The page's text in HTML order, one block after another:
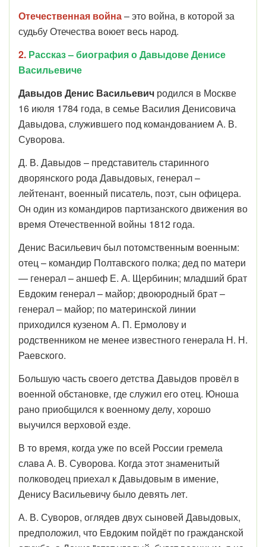
Отечественная война– это война, в которой за
судьбу Отечества воюет весь народ.
2. Рассказ – биография о Давыдове Денисе
Васильевиче
Давыдов Денис Васильевич родился в Москве
16 июля 1784 года, в семье Василия Денисовича
Давыдова, служившего под командованием А. В.
Суворова.
Д. В. Давыдов – представитель старинного
дворянского рода Давыдовых, генерал –
лейтенант, военный писатель, поэт, сын офицера.
Он один из командиров партизанского движения во
время Отечественной войны 1812 года.
Денис Васильевич был потомственным военным:
отец – командир Полтавского полка; дед по матери
— генерал – аншеф Е. А. Щербинин; младший брат
Евдоким генерал – майор; двоюродный брат –
генерал – майор; по материнской линии
приходился кузеном А. П. Ермолову и
родственником не менее известного генерала Н. Н.
Раевского.
Большую часть своего детства Давыдов провёл в
военной обстановке, где служил его отец. Юноша
рано приобщился к военному делу, хорошо
выучился верховой езде.
В то время, когда уже по всей России гремела
слава А. В. Суворова. Когда этот знаменитый
полководец приехал к Давыдовым в имение,
Денису Васильевичу было девять лет.
А. В. Суворов, оглядев двух сыновей Давыдовых,
предположил, что Евдоким пойдёт по гражданской